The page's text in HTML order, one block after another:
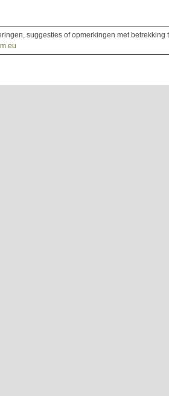
suggesties of opmerkingen met